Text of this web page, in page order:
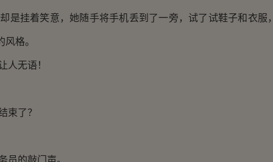
挂着笑意，她随手将手机丢到了一旁，试了试鞋子和衣服，
格。
无语！
了？
的敲门声。